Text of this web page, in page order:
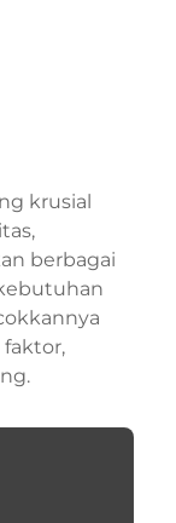
krusial
berbagai